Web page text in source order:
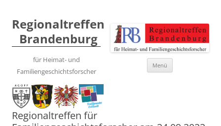
Regionaltreffen
Brandenburg
für Heimat- und
Familiengeschichtsforscher
Menü
Regionaltreffen für